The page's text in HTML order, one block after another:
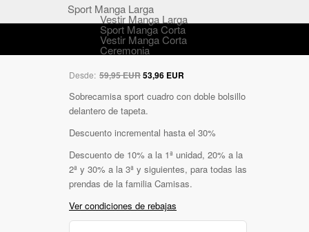
Sport Manga Larga
Vestir Manga Larga
Sport Manga Corta
Vestir Manga Corta
Ceremonia
Desde: 59,95 EUR53,96 EUR
Sobrecamisa sport cuadro con doble bolsillo
delantero de tapeta.
Descuento incremental hasta el 30%
Descuento de 10% a la 1ª unidad, 20% a la
2ª y 30% a la 3ª y siguientes, para todas las
prendas de la familia Camisas.
Ver condiciones de rebajas